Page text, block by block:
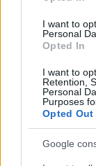
I want to
Personal
Opted In
I want to
Retention,
Personal
Purposes
Opted Out
Google
Ezért